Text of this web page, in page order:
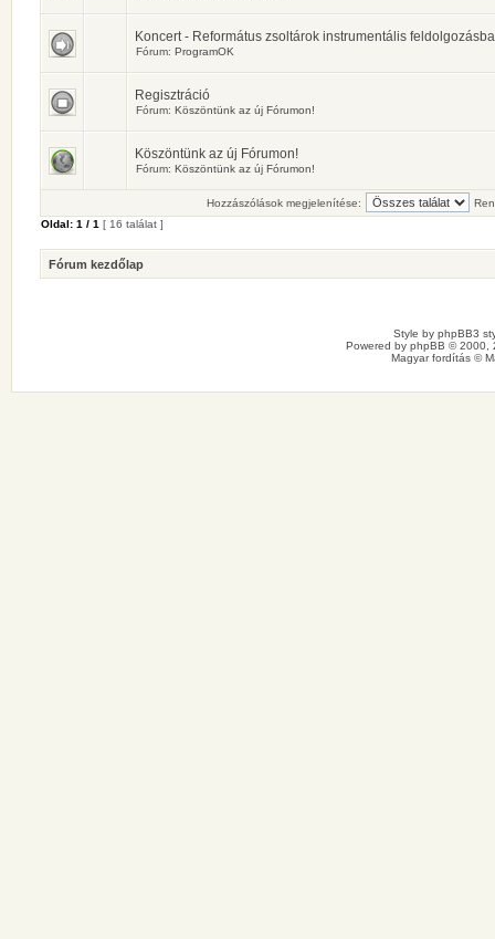
Koncert - Református zsoltárok instrumentális
Fórum: ProgramOK
Regisztráció
Fórum: Köszöntünk az új Fórumon!
Köszöntünk az új Fórumon!
Fórum: Köszöntünk az új Fórumon!
Hozzászólások megjelenítése:
Oldal: 1 / 1 [ 16 találat ]
Fórum kezdőlap
Style by phpBB3
Powered by phpBB © 2000,
Magyar fordítás ©